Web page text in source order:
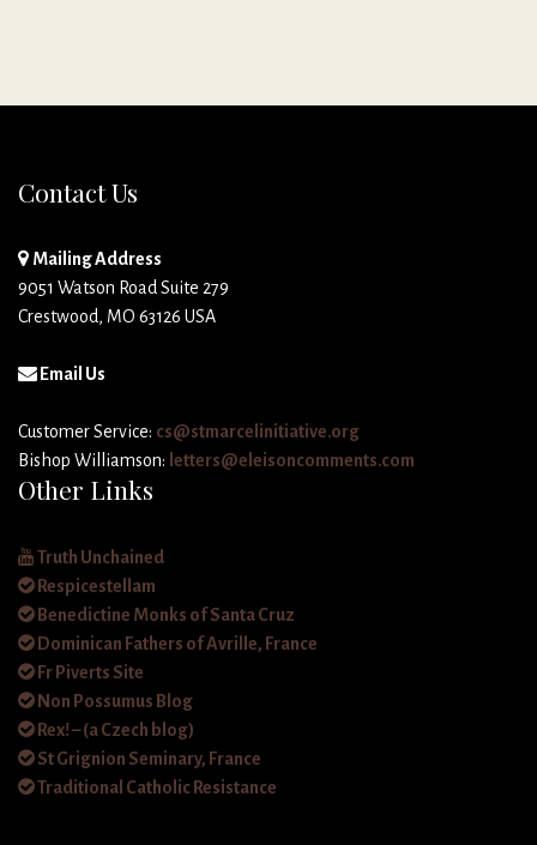
Contact Us
Mailing Address
9051 Watson Road Suite 279
Crestwood, MO 63126 USA
Email Us
Customer Service: cs@stmarcelinitiative.org
Bishop Williamson: letters@eleisoncomments.com
Other Links
Truth Unchained
Respicestellam
Benedictine Monks of Santa Cruz
Dominican Fathers of Avrille, France
Fr Piverts Site
Non Possumus Blog
Rex! – (a Czech blog)
St Grignion Seminary, France
Traditional Catholic Resistance